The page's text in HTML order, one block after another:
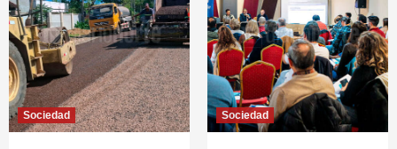
Sociedad Sociedad